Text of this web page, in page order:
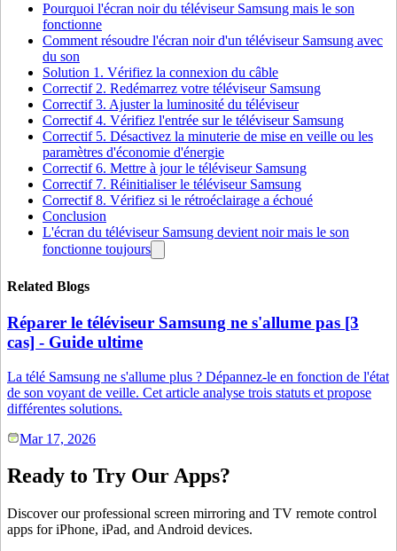
Pourquoi l'écran noir du téléviseur Samsung mais le son
fonctionne
Comment résoudre l'écran noir d'un téléviseur Samsung avec
du son
Solution 1. Vérifiez la connexion du câble
Correctif 2. Redémarrez votre téléviseur Samsung
Correctif 3. Ajuster la luminosité du téléviseur
Correctif 4. Vérifiez l'entrée sur le téléviseur Samsung
Correctif 5. Désactivez la minuterie de mise en veille ou les
paramètres d'économie d'énergie
Correctif 6. Mettre à jour le téléviseur Samsung
Correctif 7. Réinitialiser le téléviseur Samsung
Correctif 8. Vérifiez si le rétroéclairage a échoué
Conclusion
L'écran du téléviseur Samsung devient noir mais le son
fonctionne toujours
Related Blogs
Réparer le téléviseur Samsung ne s'allume pas [3
cas] - Guide ultime
La télé Samsung ne s'allume plus ? Dépannez-le en fonction de l'état
de son voyant de veille. Cet article analyse trois statuts et propose
différentes solutions.
Mar 17, 2026
Ready to Try Our Apps?
Discover our professional screen mirroring and TV remote control
apps for iPhone, iPad, and Android devices.